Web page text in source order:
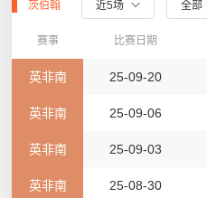
茨伯翰 近5场 全部
赛事 比赛日期
英非南 25-09-20
英非南 25-09-06
英非南 25-09-03
英非南 25-08-30